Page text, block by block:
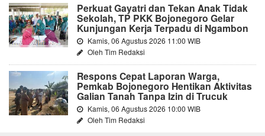
Perkuat Gayatri dan Tekan Anak Tidak
Sekolah, TP PKK Bojonegoro Gelar
Kunjungan Kerja Terpadu di Ngambon
Kamis, 06 Agustus 2026 11:00 WIB
Oleh Tim Redaksi
Respons Cepat Laporan Warga,
Pemkab Bojonegoro Hentikan Aktivitas
Galian Tanah Tanpa Izin di Trucuk
Kamis, 06 Agustus 2026 10:00 WIB
Oleh Tim Redaksi